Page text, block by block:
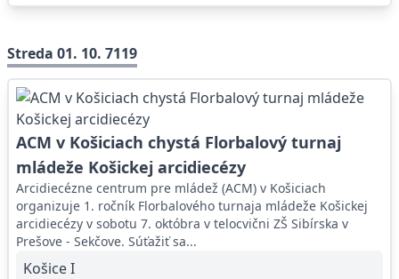
Streda 01. 10. 7119
ACM v Košiciach chystá Florbalový turnaj
mládeže Košickej arcidiecézy
Arcidiecézne centrum pre mládež (ACM) v Košiciach
organizuje 1. ročník Florbalového turnaja mládeže Košickej
arcidiecézy v sobotu 7. októbra v telocvični ZŠ Sibírska v
Prešove - Sekčove. Súťažiť sa...
Košice I